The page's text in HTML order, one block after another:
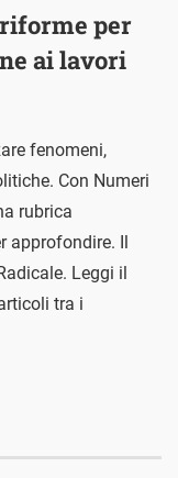
per
ai lavori
fenomeni,
Con Numeri
rubrica
approfondire. Il
Leggi il
tra i